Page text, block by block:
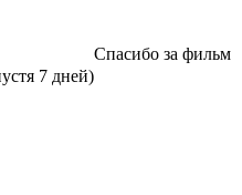
7 дней)
Спасибо за фильм